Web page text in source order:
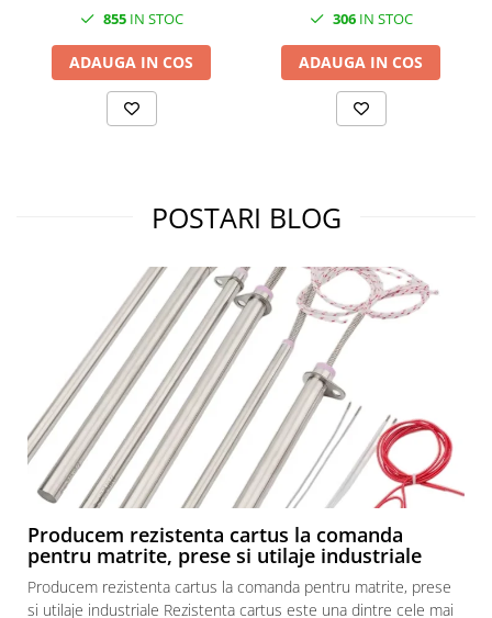
855IN STOC
ADAUGA IN COS
306IN STOC
ADAUGA IN COS
POSTARI BLOG
Producem rezistenta cartus la comanda
pentru matrite, prese si utilaje industriale
Producem rezistenta cartus la comanda pentru matrite, prese
si utilaje industriale Rezistenta cartus este una dintre cele mai